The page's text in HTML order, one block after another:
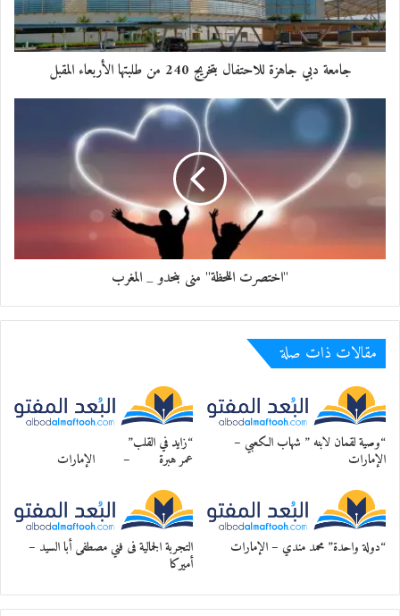
جامعة دبي جاهزة للاحتفال بتخريج 240 من طلبتها الأربعاء المقبل
"اختصرت اللحظة" منى بنحدو _ المغرب
مقالات ذات صلة
“وصية لقمان لابنه ” شهاب الكعبي –
الإمارات
“زايد في القلب”
عمر هبرة – الإمارات
“دولة واحدة” محمد مندي – الإمارات التجربة الجمالية فى فني مصطفى أبا السيد –
أميركا